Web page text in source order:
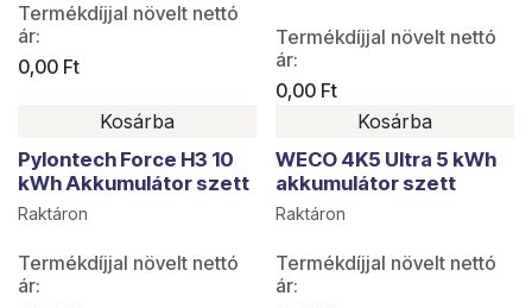
Termékdíjjal növelt nettó
ár:
0,00 Ft
Termékdíjjal növelt nettó
ár:
0,00Ft
Pylontech Force H3 10
kWh Akkumulátor szett
Raktáron
Kosárba
Termékdíjjal növelt nettó
ár:
WECO 4K5 Ultra 5 kWh
akkumulátor szett
Raktáron
Kosárba
Termékdíjjal növelt nettó
ár: